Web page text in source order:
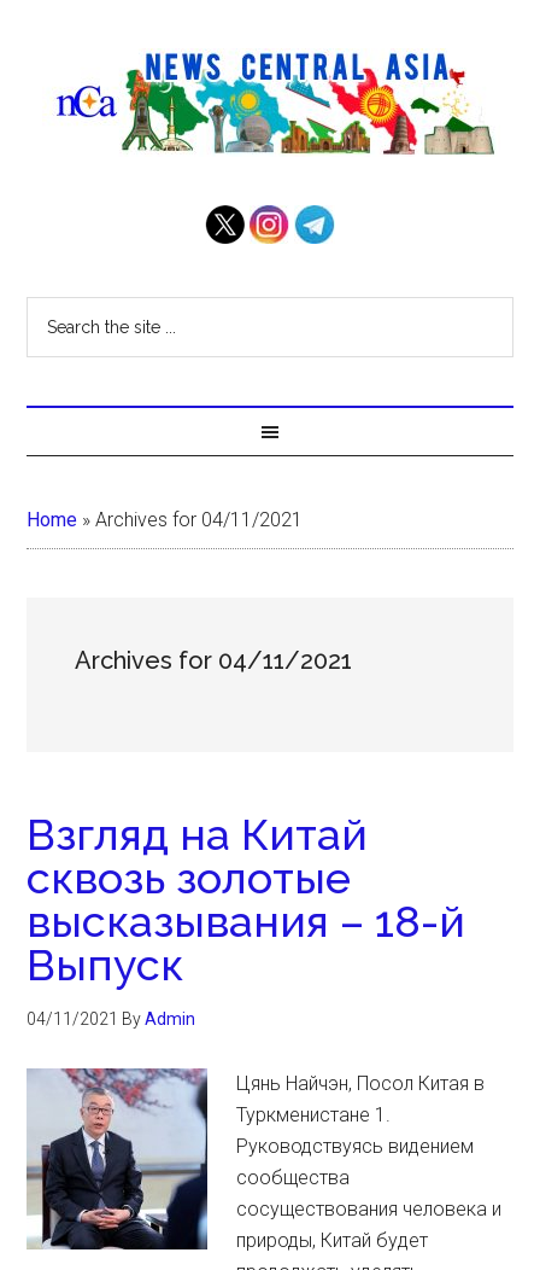
Home »Archives for 04/11/2021
Archives for 04/11/2021
Взгляд на Китай
сквозь золотые
высказывания – 18-й
Выпуск
04/11/2021 ByAdmin
Цянь Найчэн, Посол Китая в
Туркменистане 1.
Руководствуясь видением
сообщества
сосуществования человека и
природы, Китай будет